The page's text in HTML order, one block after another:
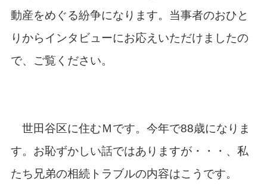
動産をめぐる紛争になります。当事者のおひと
りからインタビューにお応えいただけましたの
で、ご覧ください。
世田谷区に住むＭです。今年で88歳になりま
す。お恥ずかしい話ではありますが・・・、私
たち兄弟の相続トラブルの内容はこうです。